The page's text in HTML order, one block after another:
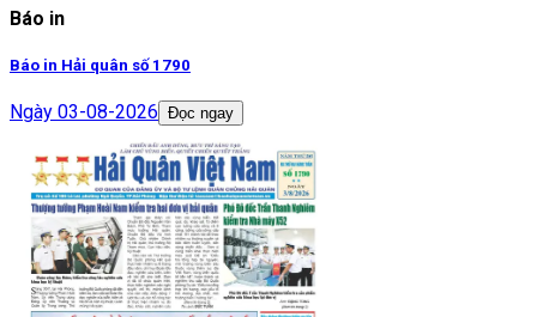
Báo in
Báo in Hải quân số 1790
Ngày 03-08-2026 Đọc ngay